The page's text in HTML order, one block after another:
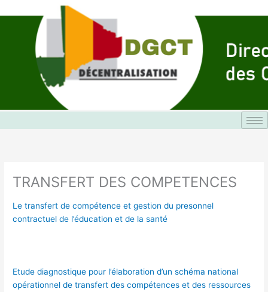
au
TRANSFERT DES COMPETENCES
Le transfert de compétence et gestion du presonnel
contractuel de l’éducation et de la santé
Etude diagnostique pour l’élaboration d’un schéma national
opérationnel de transfert des compétences et des ressources